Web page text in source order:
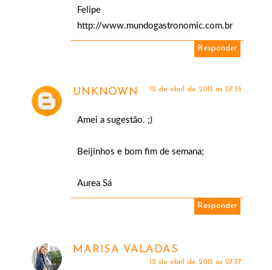
Felipe
http://www.mundogastronomic.com.br
Responder
UNKNOWN 12 de abril de 2013 às 07:35
Amei a sugestão. ;)
Beijinhos e bom fim de semana;
Aurea Sá
Responder
MARISA VALADAS
12 de abril de 2013 às 07:37